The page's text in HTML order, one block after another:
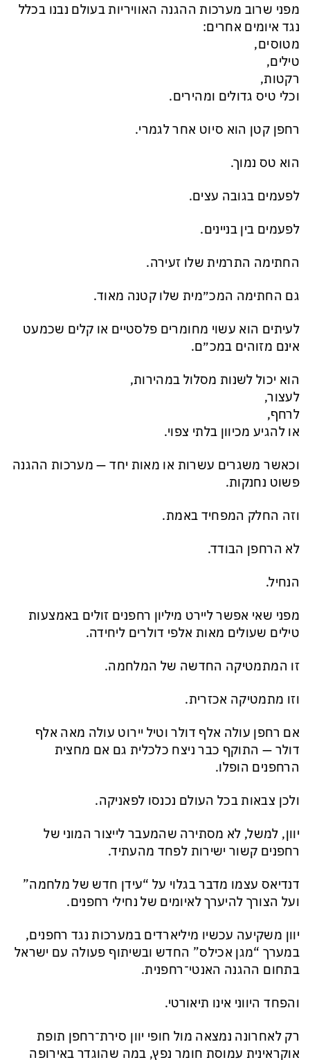
מפני שרוב מערכות ההגנה האוויריות בעולם נבנו בכלל
נגד איומים אחרים:
מטוסים,
טילים,
רקטות,
וכלי טיס גדולים ומהירים.
רחפן קטן הוא סיוט אחר לגמרי.
הוא טס נמוך.
לפעמים בגובה עצים.
לפעמים בין בניינים.
החתימה התרמית שלו זעירה.
גם החתימה המכ״מית שלו קטנה מאוד.
לעיתים הוא עשוי מחומרים פלסטיים או קלים שכמעט
אינם מזוהים במכ״ם.
הוא יכול לשנות מסלול במהירות,
לעצור,
לרחף,
או להגיע מכיוון בלתי צפוי.
וכאשר משגרים עשרות או מאות יחד — מערכות ההגנה
פשוט נחנקות.
וזה החלק המפחיד באמת.
לא הרחפן הבודד.
הנחיל.
מפני שאי אפשר ליירט מיליון רחפנים זולים באמצעות
טילים שעולים מאות אלפי דולרים ליחידה.
זו המתמטיקה החדשה של המלחמה.
וזו מתמטיקה אכזרית.
אם רחפן עולה אלף דולר וטיל יירוט עולה מאה אלף
דולר — התוקף כבר ניצח כלכלית גם אם מחצית
הרחפנים הופלו.
ולכן צבאות בכל העולם נכנסו לפאניקה.
יוון, למשל, לא מסתירה שהמעבר לייצור המוני של
רחפנים קשור ישירות לפחד מהעתיד.
דנדיאס עצמו מדבר בגלוי על “עידן חדש של מלחמה”
ועל הצורך להיערך לאיומים של נחילי רחפנים.
יוון משקיעה עכשיו מיליארדים במערכות נגד רחפנים,
במערך “מגן אכילס” החדש ובשיתוף פעולה עם ישראל
בתחום ההגנה האנטי־רחפנית.
והפחד היווני אינו תיאורטי.
רק לאחרונה נמצאה מול חופי יוון סירת־רחפן תופת
אוקראינית עמוסת חומר נפץ, במה שהוגדר באירופה